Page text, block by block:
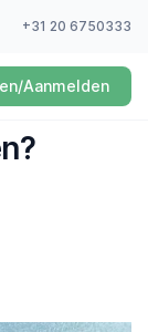
+31 20 6750333
Aanmelden